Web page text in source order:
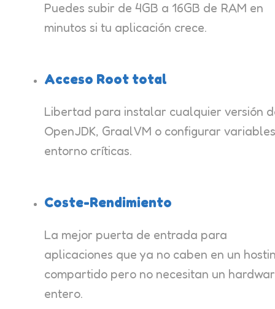
Puedes subir de 4GB a 16GB de RAM en
minutos si tu aplicación crece.
Acceso Root total
Libertad para instalar cualquier versión
OpenJDK, GraalVM o configurar
entorno críticas.
Coste-Rendimiento
La mejor puerta de entrada para
aplicaciones que ya no caben en un
compartido pero no necesitan un
entero.